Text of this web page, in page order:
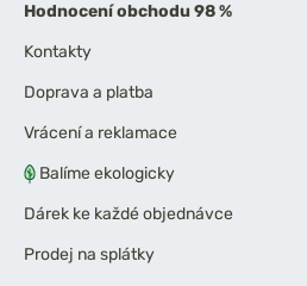
Hodnocení obchodu 98 %
Kontakty
Doprava a platba
Vrácení a reklamace
Balíme ekologicky
Dárek ke každé objednávce
Prodej na splátky